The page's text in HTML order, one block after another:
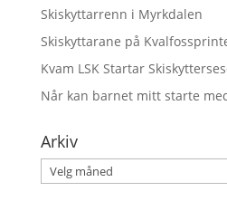
Skiskyttarrenn i Myrkdalen
Skiskyttarane på
Kvam LSK Startar
Når kan barnet mitt starte
Arkiv
Arkiv